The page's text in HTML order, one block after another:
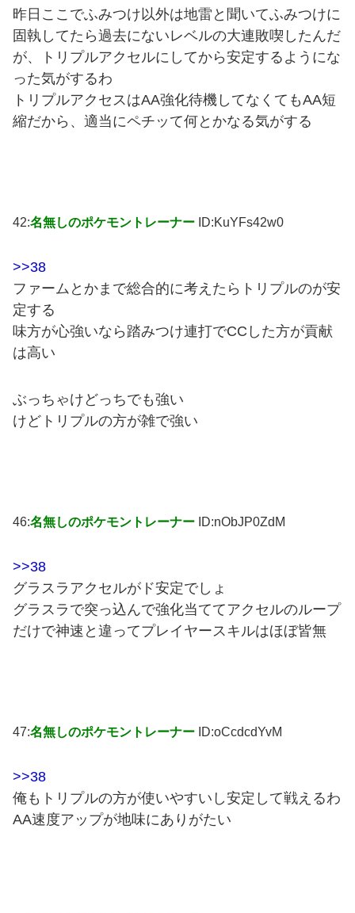
昨日ここでふみつけ以外は地雷と聞いてふみつけに
固執してたら過去にないレベルの大連敗喫したんだ
が、トリプルアクセルにしてから安定するようにな
った気がするわ
トリプルアクセスはAA強化待機してなくてもAA短
縮だから、適当にペチッて何とかなる気がする
42:名無しのポケモントレーナー ID:KuYFs42w0
>>38
ファームとかまで総合的に考えたらトリプルのが安
定する
味方が心強いなら踏みつけ連打でCCした方が貢献
は高い
ぶっちゃけどっちでも強い
けどトリプルの方が雑で強い
46:名無しのポケモントレーナー ID:nObJP0ZdM
>>38
グラスラアクセルがド安定でしょ
グラスラで突っ込んで強化当ててアクセルのループ
だけで神速と違ってプレイヤースキルはほぼ皆無
47:名無しのポケモントレーナー ID:oCcdcdYvM
>>38
俺もトリプルの方が使いやすいし安定して戦えるわ
AA速度アップが地味にありがたい